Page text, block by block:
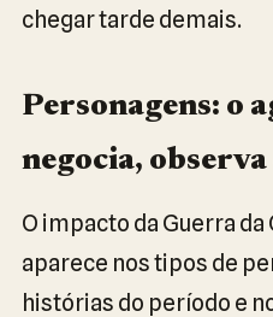
chegar tarde demais.
Personagens: o
negocia, observa
O impacto da Guerra
aparece nos tipos de
histórias do período e